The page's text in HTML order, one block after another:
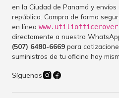
en la Ciudad de Panamá y
república. Compra de forma
en línea
directamente a nuestro
(507) 6480-6669 para
suministros de tu oficina hoy
Síguenos